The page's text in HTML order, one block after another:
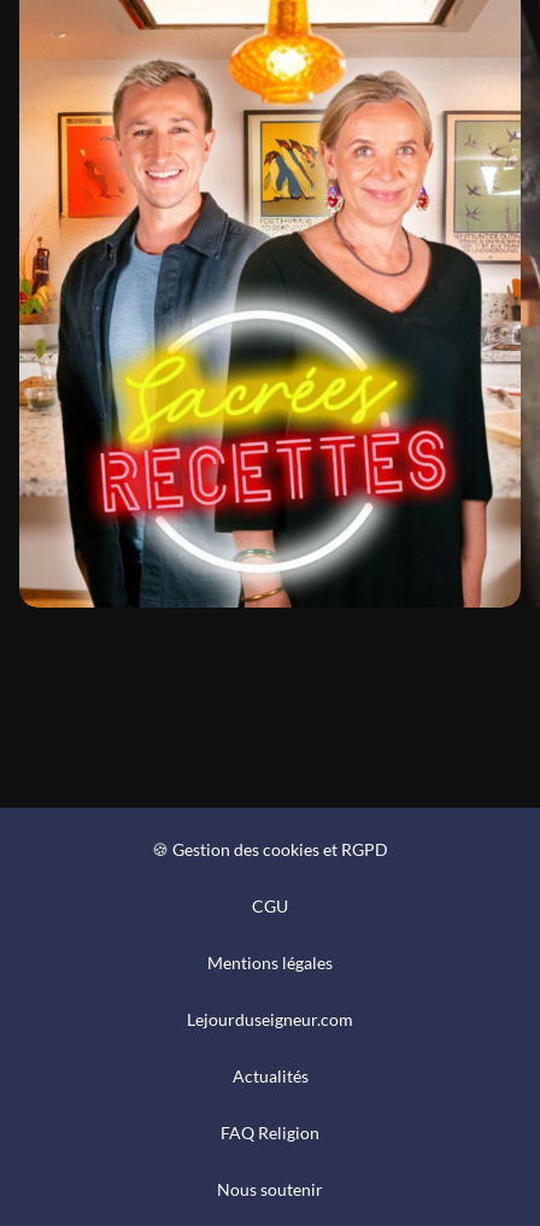
🍪 Gestion des cookies et RGPD
CGU
Mentions légales
Lejourduseigneur.com
Actualités
FAQ Religion
Nous soutenir